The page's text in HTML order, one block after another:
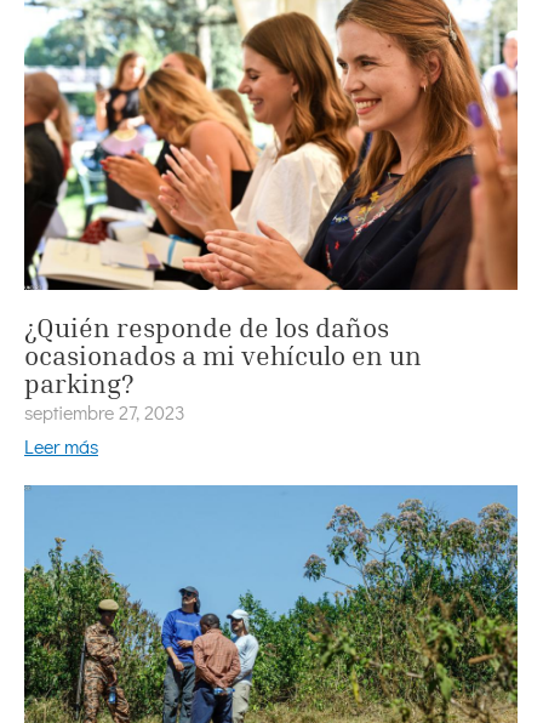
¿Quién responde de los daños
ocasionados a mi vehículo en un
parking?
septiembre 27, 2023
Leer más